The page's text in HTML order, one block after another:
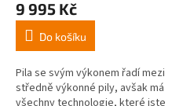
9 995 Kč
Do košíku
Pila se svým výkonem řadí mezi
středně výkonné pily, avšak má
všechny technologie, které jste